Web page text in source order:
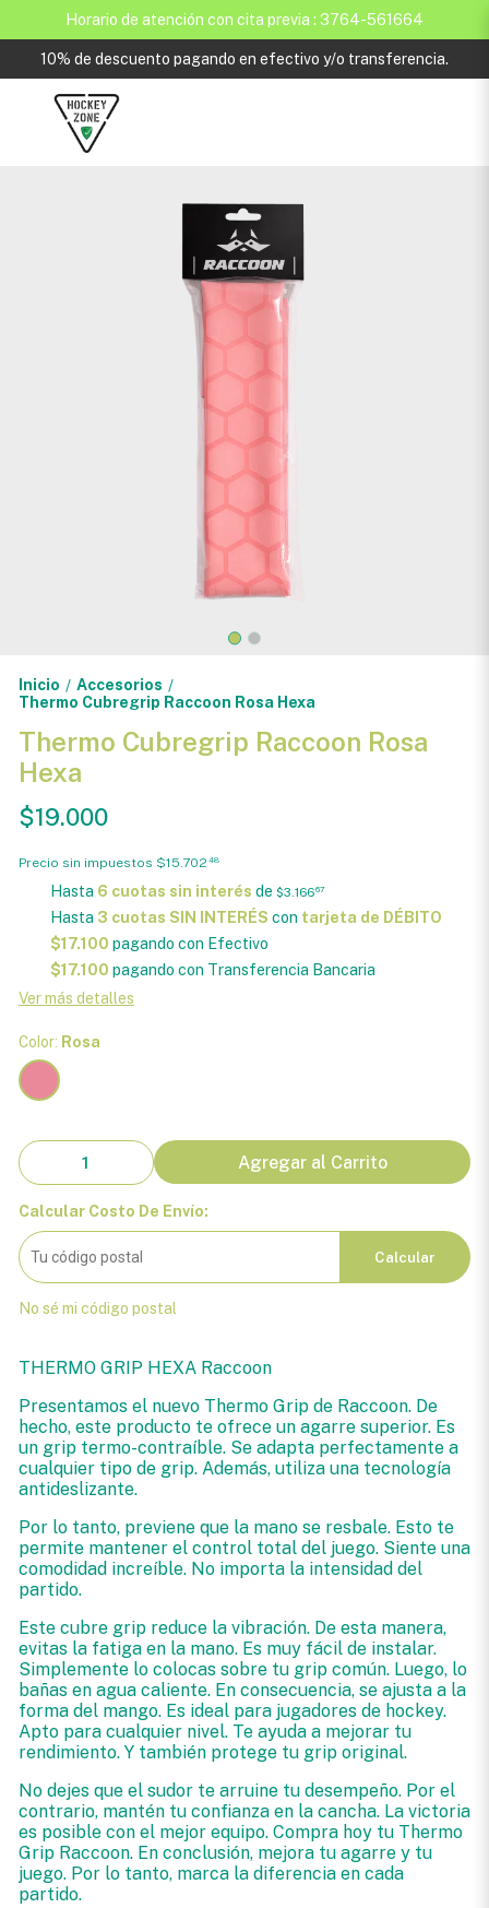
Horario de atención con cita previa : 3764-561664
10% de descuento pagando en efectivo y/o transferencia.
Inicio / Accesorios /
Thermo Cubregrip Raccoon Rosa Hexa
Thermo Cubregrip Raccoon Rosa
Hexa
$19.000
Precio sin impuestos $15.702 48
Hasta 6 cuotas sin interés de $3.16667
Hasta 3 cuotas SIN INTERÉS con tarjeta de DÉBITO
$17.100 pagando con Efectivo
$17.100 pagando con Transferencia Bancaria
Ver más detalles
Color: Rosa
Agregar al Carrito
Calcular Costo De Envío:
Calcular
No sé mi código postal
THERMO GRIP HEXA Raccoon
Presentamos el nuevo Thermo Grip de Raccoon. De
hecho, este producto te ofrece un agarre superior. Es
un grip termo-contraíble. Se adapta perfectamente a
cualquier tipo de grip. Además, utiliza una tecnología
antideslizante.
Por lo tanto, previene que la mano se resbale. Esto te
permite mantener el control total del juego. Siente una
comodidad increíble. No importa la intensidad del
partido.
Este cubre grip reduce la vibración. De esta manera,
evitas la fatiga en la mano. Es muy fácil de instalar.
Simplemente lo colocas sobre tu grip común. Luego, lo
bañas en agua caliente. En consecuencia, se ajusta a la
forma del mango. Es ideal para jugadores de hockey.
Apto para cualquier nivel. Te ayuda a mejorar tu
rendimiento. Y también protege tu grip original.
No dejes que el sudor te arruine tu desempeño. Por el
contrario, mantén tu confianza en la cancha. La victoria
es posible con el mejor equipo. Compra hoy tu Thermo
Grip Raccoon. En conclusión, mejora tu agarre y tu
juego. Por lo tanto, marca la diferencia en cada
partido.